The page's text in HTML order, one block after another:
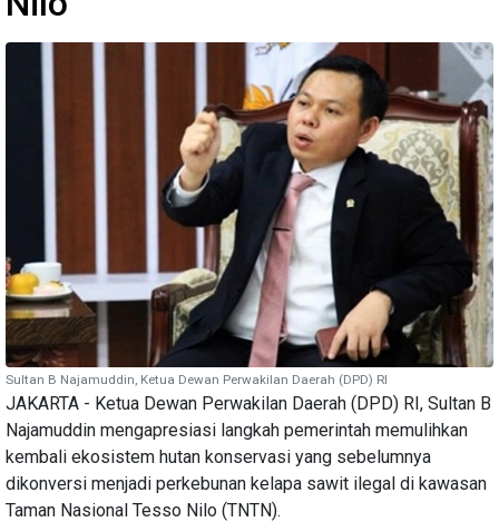
Sultan B Najamuddin, Ketua Dewan Perwakilan Daerah (DPD) RI
JAKARTA - Ketua Dewan Perwakilan Daerah (DPD) RI, Sultan B
Najamuddin mengapresiasi langkah pemerintah memulihkan
kembali ekosistem hutan konservasi yang sebelumnya
dikonversi menjadi perkebunan kelapa sawit ilegal di kawasan
Taman Nasional Tesso Nilo (TNTN).